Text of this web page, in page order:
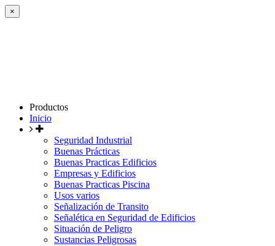
×
Productos
Inicio
Seguridad Industrial
Buenas Prácticas
Buenas Practicas Edificios
Empresas y Edificios
Buenas Practicas Piscina
Usos varios
Señalización de Transito
Señalética en Seguridad de Edificios
Situación de Peligro
Sustancias Peligrosas